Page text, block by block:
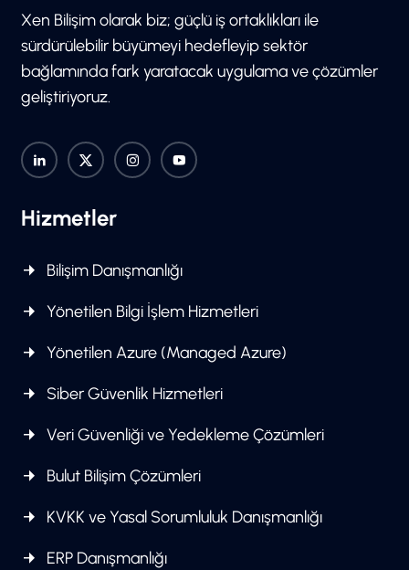
Xen Bilişim olarak biz; güçlü iş ortaklıkları ile
sürdürülebilir büyümeyi hedefleyip sektör
bağlamında fark yaratacak uygulama ve çözümler
geliştiriyoruz.
Hizmetler
Bilişim Danışmanlığı
Yönetilen Bilgi İşlem Hizmetleri
Yönetilen Azure (Managed Azure)
Siber Güvenlik Hizmetleri
Veri Güvenliği ve Yedekleme Çözümleri
Bulut Bilişim Çözümleri
KVKK ve Yasal Sorumluluk Danışmanlığı
ERP Danışmanlığı